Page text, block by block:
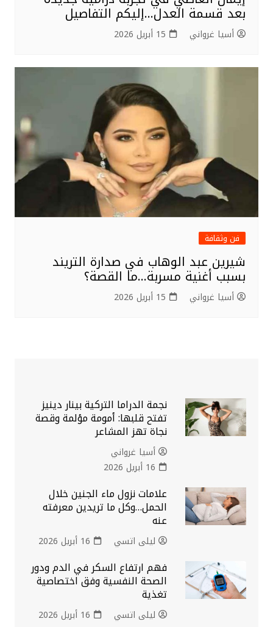
بعد قسمة العدل…إليكم التفاصيل
أسيا غرواني 15 أبريل 2026
فن وثقافة
شيرين عبد الوهاب في صدارة التريند
بسبب أغنية مسربة…ما القصة؟
أسيا غرواني 15 أبريل 2026
نجمة الدراما التركية بينار دينيز
تفتح قلبها: أمومة مؤلمة وقصة
نجاة تهز المشاعر
أسيا غرواني
16 أبريل 2026
علامات نزول ماء الجنين خلال
الحمل…وكل ما تريدين معرفته
عنه
ليلى اتسي 16 أبريل 2026
فهم ارتفاع السكر في الدم ودور
الصحة النفسية وفق اختصاصية
تغذية
ليلى اتسي 16 أبريل 2026